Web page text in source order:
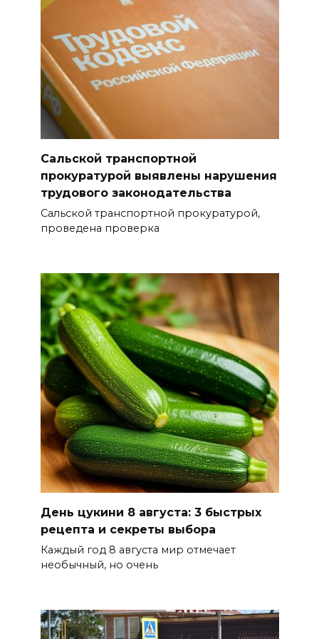
приметы на 9 августа
08 августа 2026 18:37
На трассе Р-280 «Новороссия»
водителей будут
предупреждать об угрозе
БПЛА по радио
08 августа 2026 18:15
На Дону обсудили вопросы
повышения доступности
медицинской помощи с
08 августа 2026 17:40
В Новочеркасске построят
новую модульную котельную
и благоустроят проспект
Платовский
08 августа 2026 17:18
Это стало нашей традицией:
ростовчане установили
самодельные поилки для
08 августа 2026 16:56
Журналисты «ДОН 24» вышли
08 августа 2026 15:59
Сальской транспортной
прокуратурой выявлены нарушения
трудового законодательства
Сальской транспортной прокуратурой,
проведена проверка
День цукини 8 августа: 3 быстрых
рецепта и секреты выбора
Каждый год 8 августа мир отмечает
необычный, но очень